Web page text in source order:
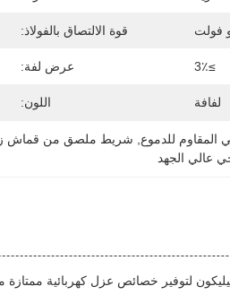
قوة الالتصاق بالفولاذ:
≥3٪ عرض لفة:
لفافة اللون:
للدموع شريط ملصق من قماش
عالي الجهد